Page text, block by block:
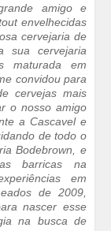
amigo e
envelhecidas
cervejaria de
sua cervejaria
maturada em
convidou para
cervejas mais
o nosso amigo
a Cascavel e
de todo o
Bodebrown, e
barricas na
em
de 2009,
nascer esse
na busca de